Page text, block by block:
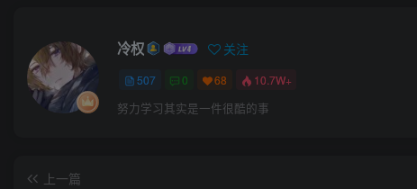
冷权 关注
507 0 68 10.7W+
努力学习其实是一件很酷的事
上一篇